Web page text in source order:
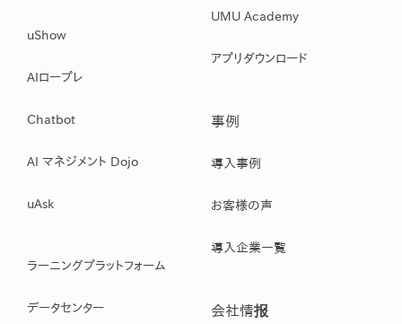
uShow
AIロープレ
Chatbot
AI マネジメント Dojo
uAsk
ラーニングプラットフォーム
データセンター
UMU Academy
アプリダウンロード
事例
導入事例
お客様の声
導入企業一覧
会社情报